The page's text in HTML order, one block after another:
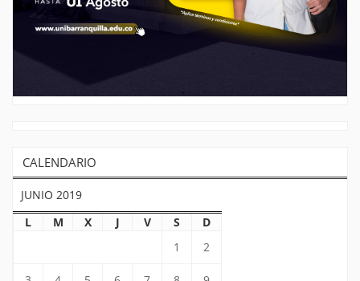
CALENDARIO
JUNIO 2019
L
M X J V S
D
1
2